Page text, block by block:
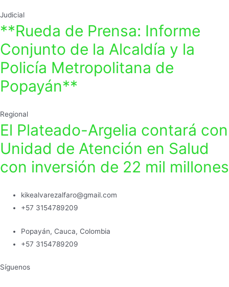
Judicial
**Rueda de Prensa: Informe
Conjunto de la Alcaldía y la
Policía Metropolitana de
Popayán**
Regional
El Plateado-Argelia contará con
Unidad de Atención en Salud
con inversión de 22 mil millones
kikealvarezalfaro@gmail.com
+57 3154789209
Popayán, Cauca, Colombia
+57 3154789209
Síguenos